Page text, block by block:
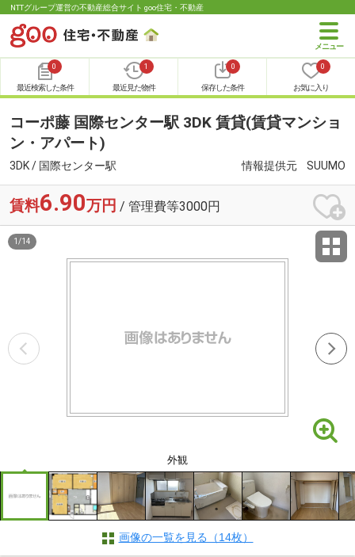
NTTグループ運営の不動産総合サイト goo住宅・不動産
0
最近検索した条件
1
最近見た物件
0
保存した条件
0
お気に入り
コーポ藤 国際センター駅 3DK 賃貸(賃貸マンショ
ン・アパート)
3DK / 国際センター駅 情報提供元 SUUMO
賃料6.90万円 / 管理費等3000円
外観
1 /14
画像の一覧を見る（14枚）